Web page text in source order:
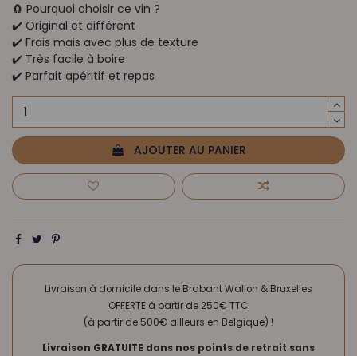
🧲 Pourquoi choisir ce vin ?
✔️ Original et différent
✔️ Frais mais avec plus de texture
✔️ Très facile à boire
✔️ Parfait apéritif et repas
AJOUTER AU PANIER
Livraison à domicile dans le Brabant Wallon & Bruxelles
OFFERTE à partir de 250€ TTC
(à partir de 500€ ailleurs en Belgique) !
Livraison GRATUITE dans nos points de retrait sans